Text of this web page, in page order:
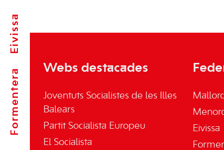
Formentera
Eivissa
Webs destacades
Joventuts Socialistes de les Illes
Balears
Partit Socialista Europeu
El Socialista
Eivissa